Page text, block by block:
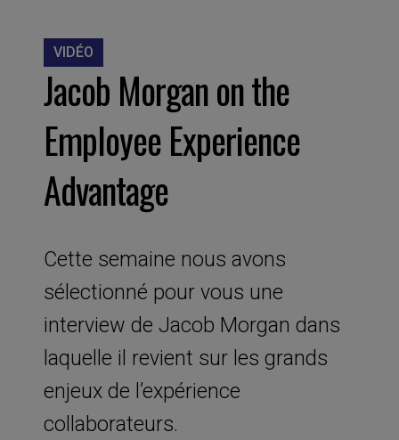
VIDÉO
Jacob Morgan on the
Employee Experience
Advantage
Cette semaine nous avons
sélectionné pour vous une
interview de Jacob Morgan dans
laquelle il revient sur les grands
enjeux de l’expérience
collaborateurs.